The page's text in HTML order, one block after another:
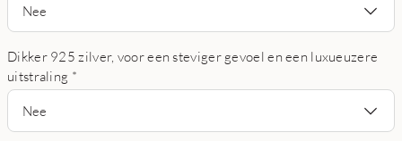
Nee
Dikker 925 zilver, voor een steviger gevoel en een luxueuzere
uitstraling *
Nee